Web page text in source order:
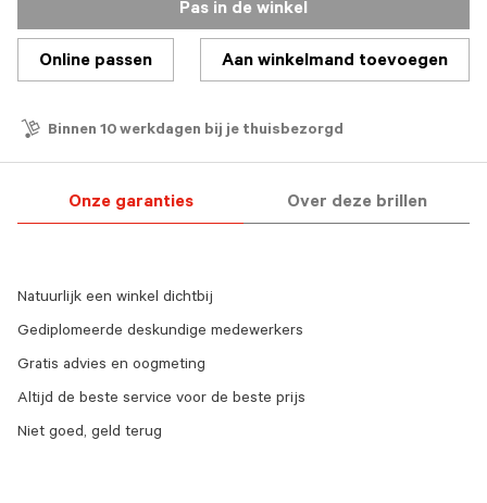
Pas in de winkel
Online passen Aan winkelmand toevoegen
Binnen 10 werkdagen bij je thuisbezorgd
Onze garanties Over deze brillen
Natuurlijk een winkel dichtbij
Gediplomeerde deskundige medewerkers
Gratis advies en oogmeting
Altijd de beste service voor de beste prijs
Niet goed, geld terug